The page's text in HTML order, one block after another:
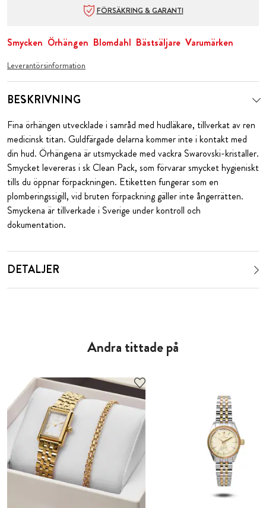
FÖRSÄKRING & GARANTI
Smycken Örhängen Blomdahl Bästsäljare Varumärken
Leverantörsinformation
BESKRIVNING
Fina örhängen utvecklade i samråd med hudläkare, tillverkat av ren
medicinsk titan. Guldfärgade delarna kommer inte i kontakt med
din hud. Örhängena är utsmyckade med vackra Swarovski-kristaller.
Smycket levereras i sk Clean Pack, som förvarar smycket hygieniskt
tills du öppnar förpackningen. Etiketten fungerar som en
plomberingssigill, vid bruten förpackning gäller inte ångerrätten.
Smyckena är tillverkade i Sverige under kontroll och
dokumentation.
DETALJER
Andra tittade på